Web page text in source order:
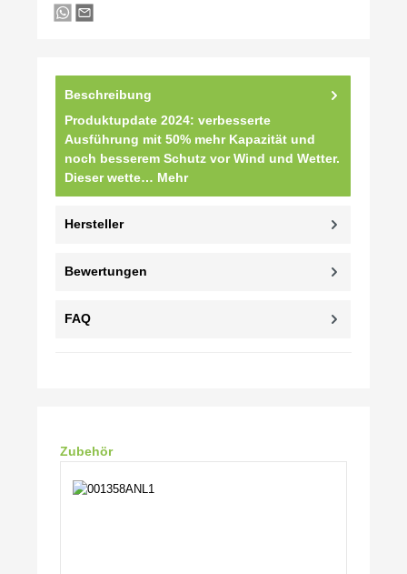
Beschreibung
Produktupdate 2024: verbesserte
Ausführung mit 50% mehr Kapazität und
noch besserem Schutz vor Wind und Wetter.
Dieser wette… Mehr
Hersteller
Bewertungen
FAQ
Produktgalerie überspringen
Zubehör